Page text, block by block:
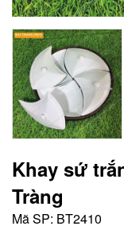
Khay sứ
Tràng
Mã SP: BT2410